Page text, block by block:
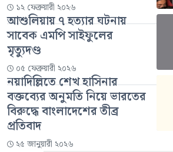
১২ ফেব্রুয়ারী ২০২৬
আশুলিয়ায় ৭ হত্যার ঘটনায়
সাবেক এমপি সাইফুলের
মৃত্যুদণ্ড
০৫ ফেব্রুয়ারী ২০২৬
নয়াদিল্লিতে শেখ হাসিনার
বক্তব্যের অনুমতি নিয়ে ভারতের
বিরুদ্ধে বাংলাদেশের তীব্র
প্রতিবাদ
২৫ জানুয়ারী ২০২৬